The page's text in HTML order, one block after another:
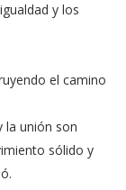
y los
el camino
la unión son
sólido y